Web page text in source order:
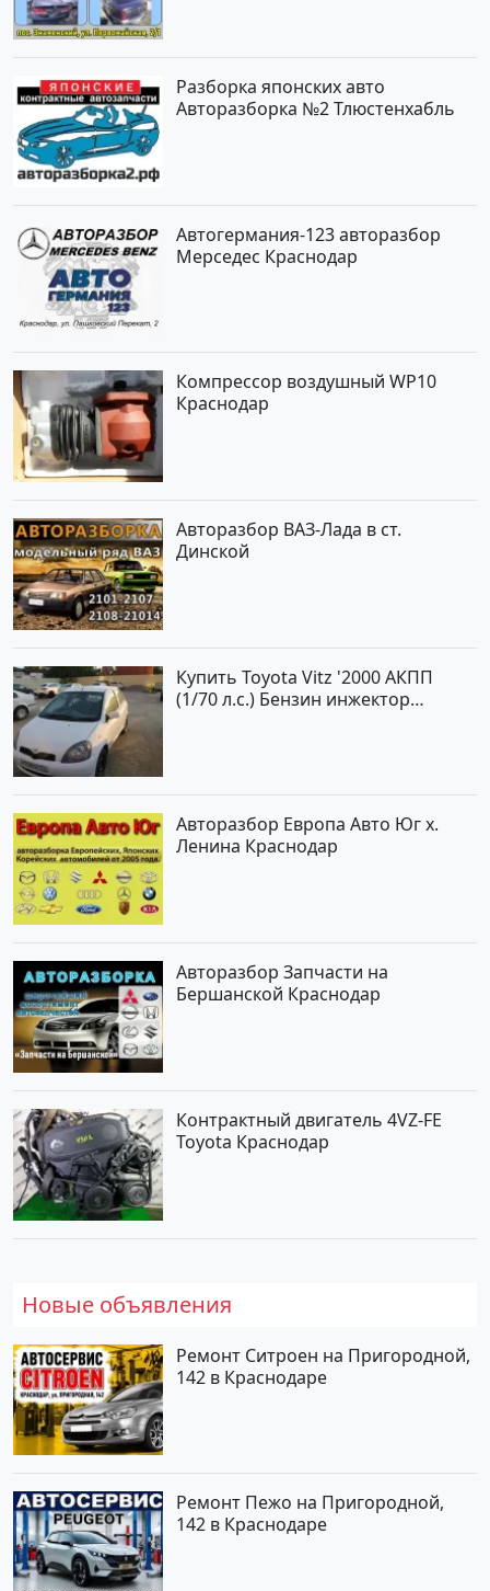
Разборка японских авто
Авторазборка №2 Тлюстенхабль
Автогермания-123 авторазбор
Мерседес Краснодар
Компрессор воздушный WP10
Краснодар
Авторазбор ВАЗ-Лада в ст.
Динской
Купить Toyota Vitz '2000 АКПП
(1/70 л.с.) Бензин инжектор
Авторазбор Европа Авто Юг х.
Ленина Краснодар
Авторазбор Запчасти на
Бершанской Краснодар
Контрактный двигатель 4VZ-FE
Toyota Краснодар
Новые объявления
Ремонт Ситроен на Пригородной,
142 в Краснодаре
Ремонт Пежо на Пригородной,
142 в Краснодаре